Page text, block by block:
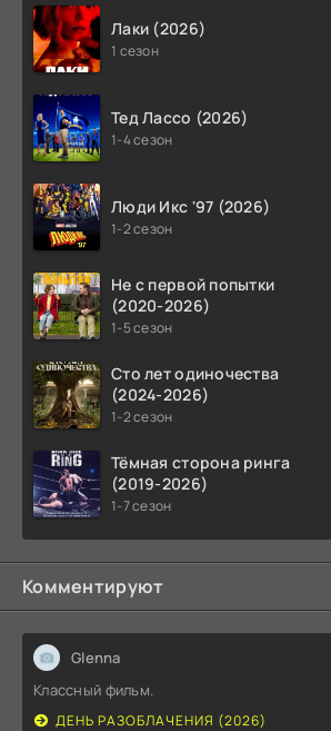
Лаки (2026)
1 сезон
Тед Лассо (2026)
1-4 сезон
Люди Икс '97 (2026)
1-2 сезон
Не с первой попытки
(2020-2026)
1-5 сезон
Сто лет одиночества
(2024-2026)
1-2 сезон
Тёмная сторона ринга
(2019-2026)
1-7 сезон
Комментируют
Glenna
Классный фильм.
ДЕНЬ РАЗОБЛАЧЕНИЯ (2026)